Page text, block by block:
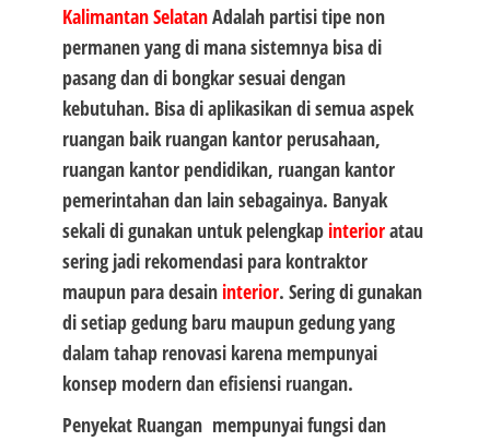
Kalimantan SelatanAdalah partisi tipe non
permanen yang di mana sistemnya bisa di
pasang dan di bongkar sesuai dengan
kebutuhan. Bisa di aplikasikan di semua aspek
ruangan baik ruangan kantor perusahaan,
ruangan kantor pendidikan, ruangan kantor
pemerintahan dan lain sebagainya. Banyak
sekali di gunakan untuk pelengkapinterioratau
sering jadi rekomendasi para kontraktor
maupun para desain interior. Sering di gunakan
di setiap gedung baru maupun gedung yang
dalam tahap renovasi karena mempunyai
konsep modern dan efisiensi ruangan.
Penyekat Ruangan mempunyai fungsi dan